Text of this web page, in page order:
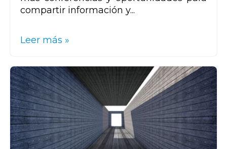
compartir información y...
Leer más »